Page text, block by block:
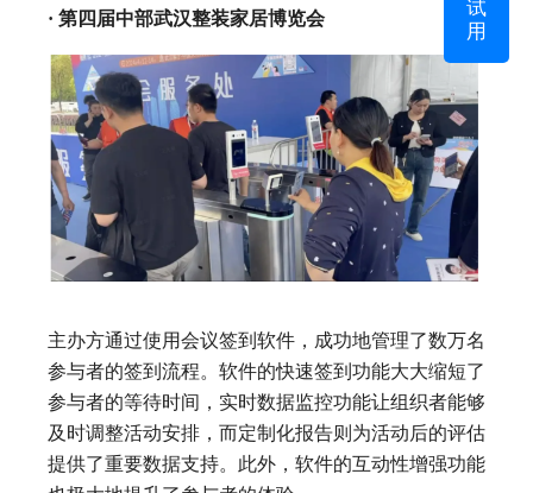
· 第四届中部武汉整装家居博览会
主办方通过使用会议签到软件，成功地管理了数万名
参与者的签到流程。软件的快速签到功能大大缩短了
参与者的等待时间，实时数据监控功能让组织者能够
及时调整活动安排，而定制化报告则为活动后的评估
提供了重要数据支持。此外，软件的互动性增强功能
用